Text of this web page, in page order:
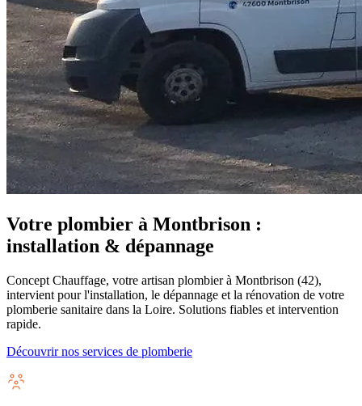
Votre plombier à Montbrison :
installation & dépannage
Concept Chauffage, votre artisan plombier à Montbrison (42),
intervient pour l'installation, le dépannage et la rénovation de votre
plomberie sanitaire dans la Loire. Solutions fiables et intervention
rapide.
Découvrir nos services de plomberie